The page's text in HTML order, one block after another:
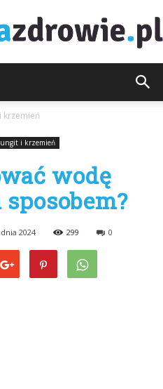
krzemień
i krzemień
wodę
2024 299 0